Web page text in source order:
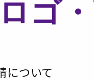
ロゴ
について